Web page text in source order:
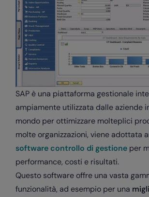
SAP è una piattaforma gestionale
ampiamente utilizzata dalle aziende
mondo per ottimizzare molteplici
molte organizzazioni, viene adottata
software controllo di gestione per
performance, costi e risultati.
Questo software offre una vasta
funzionalità, ad esempio per una